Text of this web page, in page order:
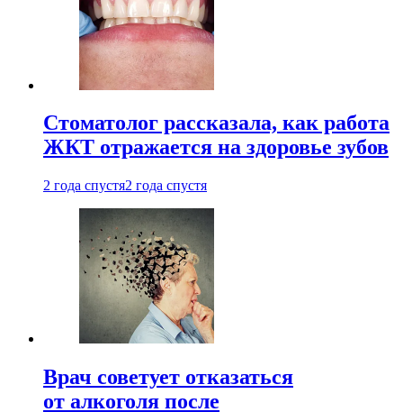
Стоматолог рассказала, как работа
ЖКТ отражается на здоровье зубов
2 года спустя2 года спустя
Врач советует отказаться
от алкоголя после